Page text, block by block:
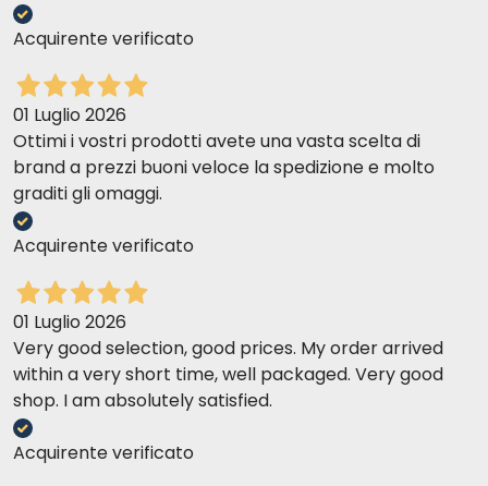
Acquirente verificato
01 Luglio 2026
Ottimi i vostri prodotti avete una vasta scelta di
brand a prezzi buoni veloce la spedizione e molto
graditi gli omaggi.
Acquirente verificato
01 Luglio 2026
Very good selection, good prices. My order arrived
within a very short time, well packaged. Very good
shop. I am absolutely satisfied.
Acquirente verificato